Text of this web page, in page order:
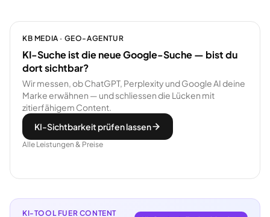
KB MEDIA · GEO-AGENTUR
KI-Suche ist die neue Google-Suche — bist du
dort sichtbar?
Wir messen, ob ChatGPT, Perplexity und Google AI deine
Marke erwähnen — und schliessen die Lücken mit
zitierfähigem Content.
KI-Sichtbarkeit prüfen lassen
Alle Leistungen & Preise
KI-TOOL FUER CONTENT